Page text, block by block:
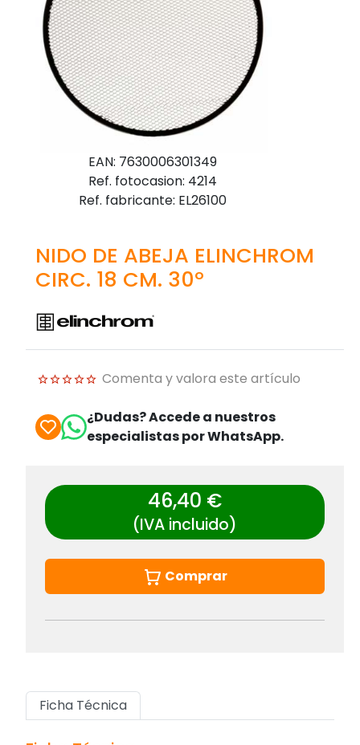
EAN: 7630006301349
Ref. fotocasion: 4214
Ref. fabricante: EL26100
NIDO DE ABEJA ELINCHROM
CIRC. 18 CM. 30º
Comenta y valora este artículo
¿Dudas? Accede a nuestros
especialistas por WhatsApp.
46,40 €
(IVA incluido)
Comprar
Ficha Técnica